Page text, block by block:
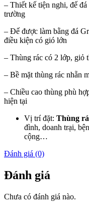
– Thiết kế tiện nghi, đế
trường
– Đế được làm bằng đá
điều kiện có gió lớn
– Thùng rác có 2 lớp, giỏ
– Bề mặt thùng rác nhẵn
– Chiều cao thùng phù
hiện tại
Vị trí đặt: Thùng
đình, doanh trại,
cộng…
Đánh giá (0)
Đánh giá
Chưa có đánh giá nào.